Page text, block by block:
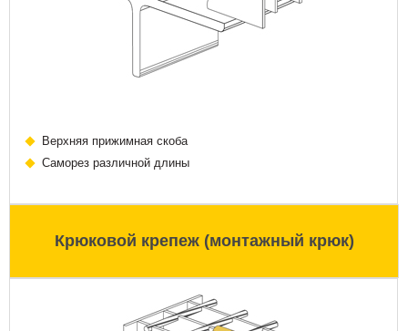
Верхняя прижимная скоба
Саморез различной длины
Крюковой крепеж (монтажный крюк)